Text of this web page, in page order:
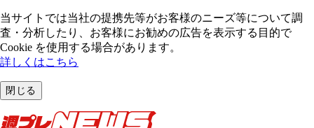
当サイトでは当社の提携先等がお客様のニーズ等について調
査・分析したり、お客様にお勧めの広告を表⽰する⽬的で
Cookie を使⽤する場合があります。
詳しくはこちら
閉じる